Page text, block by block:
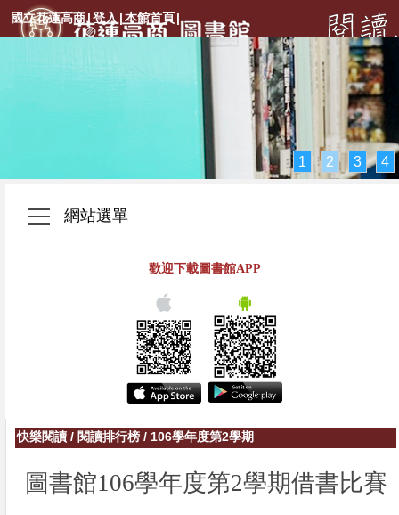
國立花蓮高商|登入 |本館首頁|
1 2 3 4
網站選單
歡迎下載圖書館APP
快樂閱讀 / 閱讀排行榜 / 106學年度第2學期
圖書館106學年度第2學期借書比賽